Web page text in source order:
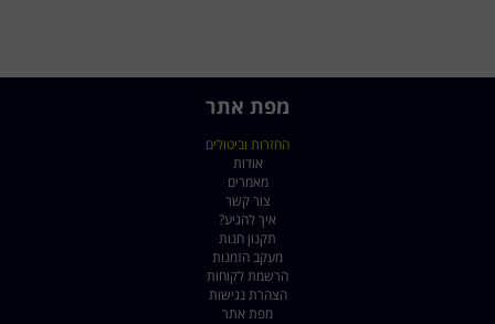
מפת אתר
החזרות וביטולים
אודות
מאמרים
צור קשר
איך להגיע?
תקנון חנות
מעקב הזמנות
הרשמת לקוחות
הצהרת נגישות
מפת אתר